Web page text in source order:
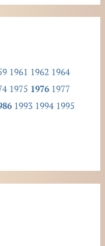
1961 1962 1964
1975 1976 1977
1993 1994 1995